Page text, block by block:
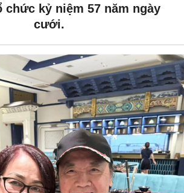
chức kỷ niệm 57 năm ngày
cưới.